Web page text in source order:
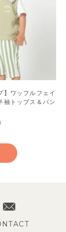
】ワッフルフェイ
袖トップス＆パン